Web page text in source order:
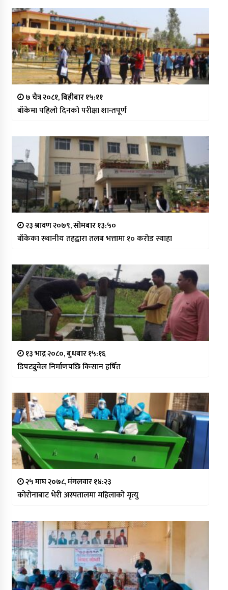
७ चैत्र २०८१, बिहीबार १५:११
बाँकेमा पहिलो दिनको परीक्षा शान्तपूर्ण
२३ श्रावण २०७९, सोमबार १३:५०
बाँकेका स्थानीय तहद्वारा तलब भत्तामा १० करोड स्वाहा
१३ भाद्र २०८०, बुधबार १५:१६
डिपट्युवेल निर्माणपछि किसान हर्षित
२५ माघ २०७८, मंगलवार १४:२३
कोरोनाबाट भेरी अस्पतालमा महिलाको मृत्यु